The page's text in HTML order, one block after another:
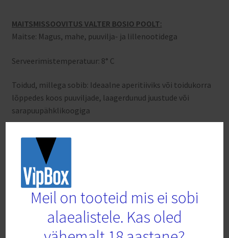
Meil on tooteid mis ei sobi
alaealistele. Kas oled
MAITSMISSOOVITUS VALTER BOSIO POOLT:
Maitse: Magus, mahe, puuvilja- ja lillenootidega
Serveerimistemperatuur: 8° C
Toidud, millega sobib: Ideaalne aperitiiviks või toidukorra
lõppedes koos puuviljade, laagerdunud juustude või
sarapuupähklikoogiga
Laost otsas
Tootekood:BO15
Kategooriad: Bosio Family Estates - veinid - IT
Veinid, 6 pudelit, kastiga